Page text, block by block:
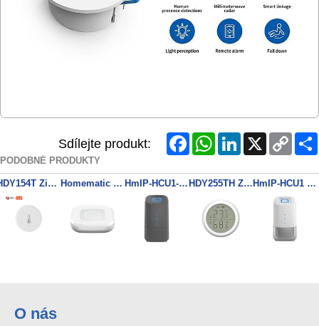
Sdílejte produkt: FacebookWhatsAppLinkedIn
Copy
Link
PODOBNÉ PRODUKTY
HDY154T ZigBee Sensor Teploty a Vlhkosti Homematic IP Access Point 2 - HmIP-HAP2 HmIP-HCU1-A Smart Control Unit, Anthracite HDY255TH ZigBee Sensor Teploty a Vlhkosti, LCD HmIP-HCU1 Smart Control Unit
O nás